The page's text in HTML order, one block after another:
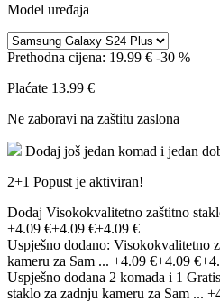
Model uređaja
Prethodna cijena: 19.99 € -30 %
Plaćate 13.99 €
Ne zaboravi na zaštitu zaslona
Dodaj još jedan komad i jedan
2+1 Popust je aktiviran!
Dodaj Visokokvalitetno zaštitno
+4.09 €+4.09 €+4.09 €
Uspješno dodano: Visokokvalitetno
kameru za Sam ... +4.09 €+4.09 €
Uspješno dodana 2 komada i 1
staklo za zadnju kameru za Sam ...